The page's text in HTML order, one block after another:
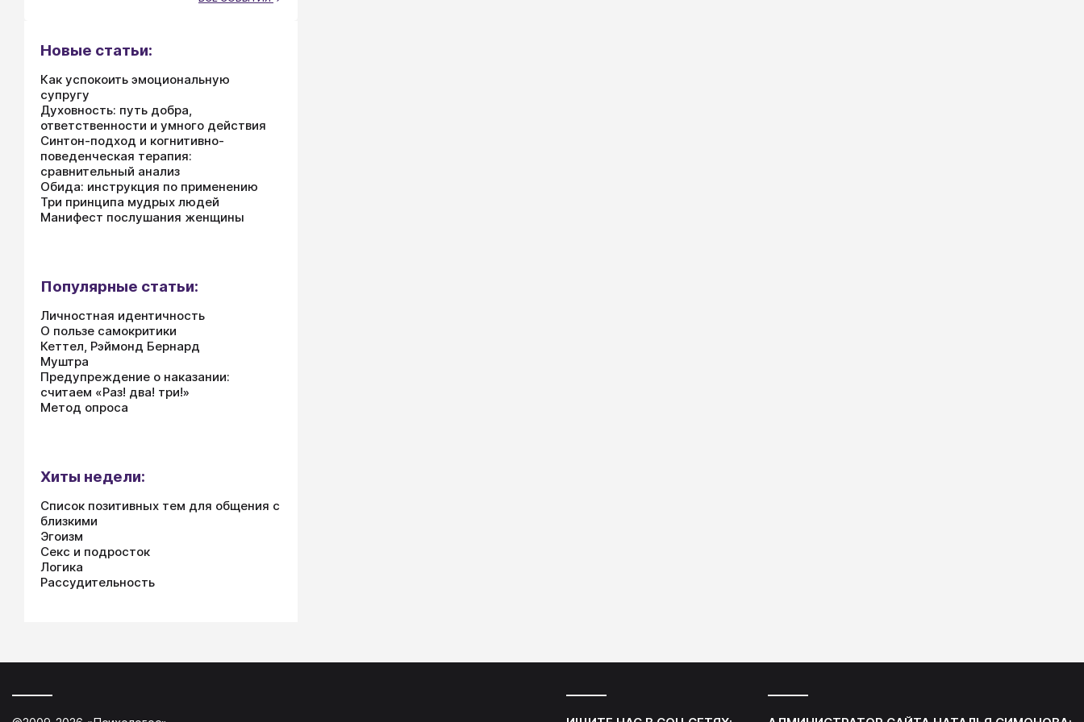
Новые статьи:
Как успокоить эмоциональную
супругу
Духовность: путь добра,
ответственности и умного действия
Синтон-подход и когнитивно-
поведенческая терапия:
сравнительный анализ
Обида: инструкция по применению
Три принципа мудрых людей
Манифест послушания женщины
Популярные статьи:
Личностная идентичность
О пользе самокритики
Кеттел, Рэймонд Бернард
Муштра
Предупреждение о наказании:
считаем «Раз! два! три!»
Метод опроса
Хиты недели:
Список позитивных тем для общения с
близкими
Эгоизм
Секс и подросток
Логика
Рассудительность